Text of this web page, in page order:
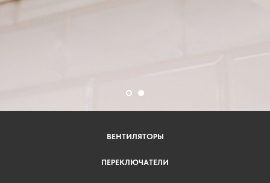
ВЕНТИЛЯТОРЫ
ПЕРЕКЛЮЧАТЕЛИ